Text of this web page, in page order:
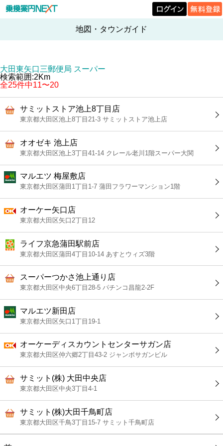
地図・タウンガイド
大田東矢口三郵便局 スーパー
検索範囲:2Km
全25件中11〜20
サミットストア池上8丁目店
東京都大田区池上8丁目21-3 サミットストア池上店
オオゼキ 池上店
東京都大田区池上3丁目41-14 クレール老川1階スーパー大関
マルエツ 梅屋敷店
東京都大田区蒲田1丁目1-7 蒲田フラワーマンション1階
オーケー矢口店
東京都大田区矢口2丁目12
ライフ京急蒲田駅前店
東京都大田区蒲田4丁目10-14 あすとウィズ3階
スーパーつかさ池上通り店
東京都大田区中央6丁目28-5 パチンコ昌龍2-2F
マルエツ新田店
東京都大田区矢口1丁目19-1
オーケーディスカウントセンターサガン店
東京都大田区仲六郷2丁目43-2 ジャンボサガンビル
サミット(株) 大田中央店
東京都大田区中央3丁目4-1
サミット(株)大田千鳥町店
東京都大田区千鳥3丁目15-7 サミット千鳥町店